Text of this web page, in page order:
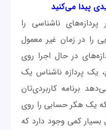
پیدا می‌کنید
ناشناسی را
را در زمان غیر معمول
در حال اجرا روی
یک پردازه ناشناس یک
برنامه کاربردی‌تان
یک هکر حسابی را روی
کمی وجود دارد که